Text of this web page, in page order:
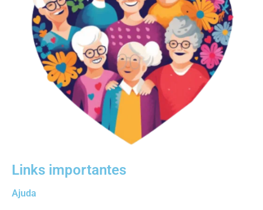
Links importantes
Ajuda